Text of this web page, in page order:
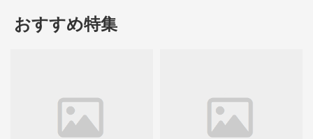
おすすめ特集